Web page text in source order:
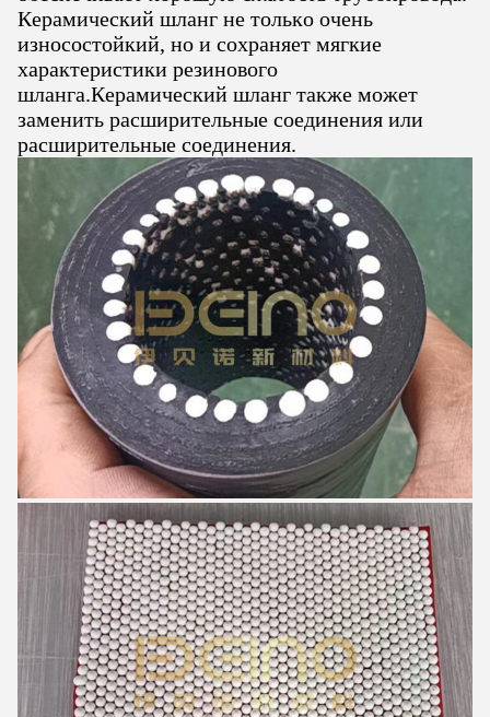
Керамический шланг не только очень
износостойкий, но и сохраняет мягкие
характеристики резинового
шланга.Керамический шланг также может
заменить расширительные соединения или
расширительные соединения.